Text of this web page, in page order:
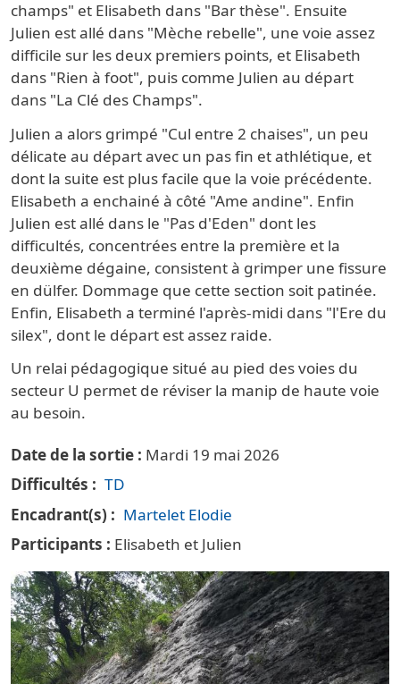
champs" et Elisabeth dans "Bar thèse". Ensuite
Julien est allé dans "Mèche rebelle", une voie assez
difficile sur les deux premiers points, et Elisabeth
dans "Rien à foot", puis comme Julien au départ
dans "La Clé des Champs".
Julien a alors grimpé "Cul entre 2 chaises", un peu
délicate au départ avec un pas fin et athlétique, et
dont la suite est plus facile que la voie précédente.
Elisabeth a enchainé à côté "Ame andine". Enfin
Julien est allé dans le "Pas d'Eden" dont les
difficultés, concentrées entre la première et la
deuxième dégaine, consistent à grimper une fissure
en dülfer. Dommage que cette section soit patinée.
Enfin, Elisabeth a terminé l'après-midi dans "l'Ere du
silex", dont le départ est assez raide.
Un relai pédagogique situé au pied des voies du
secteur U permet de réviser la manip de haute voie
au besoin.
Date de la sortie
Mardi 19 mai 2026
Difficultés
TD
Encadrant(s)
Martelet Elodie
Participants
Elisabeth et Julien
Vignette principale Escalade